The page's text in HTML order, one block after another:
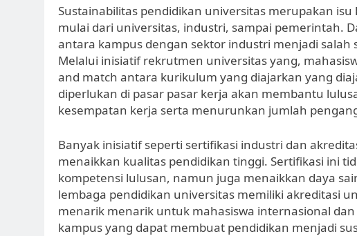
Sustainabilitas pendidikan universitas merupakan
mulai dari universitas, industri, sampai pemerintah.
antara kampus dengan sektor industri menjadi
Melalui inisiatif rekrutmen universitas yang,
and match antara kurikulum yang diajarkan yang
diperlukan di pasar pasar kerja akan membantu
kesempatan kerja serta menurunkan jumlah
Banyak inisiatif seperti sertifikasi industri dan
menaikkan kualitas pendidikan tinggi. Sertifikasi ini
kompetensi lulusan, namun juga menaikkan daya
lembaga pendidikan universitas memiliki akreditasi
menarik menarik untuk mahasiswa internasional
kampus yang dapat membuat pendidikan menjadi